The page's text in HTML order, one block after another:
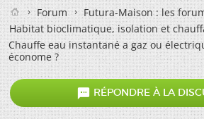
Forum
Futura-Maison : les
Habitat bioclimatique, isolation et
Chauffe eau instantané a gaz ou
économe ?
 RÉPONDRE À LA